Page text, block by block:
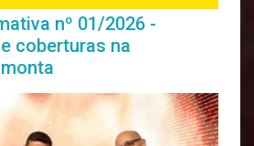
nº 01/2026 -
coberturas na